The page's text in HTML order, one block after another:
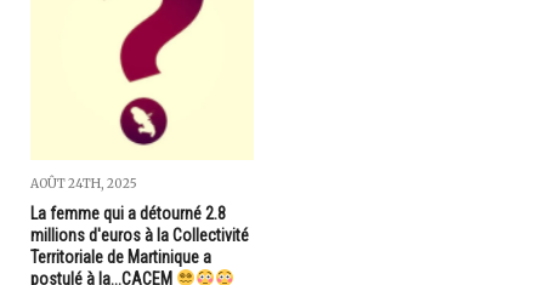
AOÛT 24TH, 2025
La femme qui a détourné 2.8
millions d'euros à la Collectivité
Territoriale de Martinique a
postulé à la...CACEM